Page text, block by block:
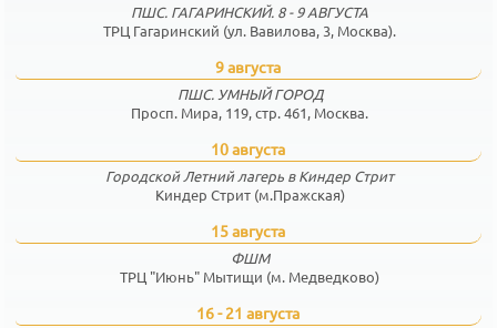
ПШС. ГАГАРИНСКИЙ. 8 - 9 АВГУСТА
ТРЦ Гагаринский (ул. Вавилова, 3, Москва).
9 августа
ПШС. УМНЫЙ ГОРОД
Просп. Мира, 119, стр. 461, Москва.
10 августа
Городской Летний лагерь в Киндер Стрит
Киндер Стрит (м.Пражская)
15 августа
ФШМ
ТРЦ "Июнь" Мытищи (м. Медведково)
16 - 21 августа